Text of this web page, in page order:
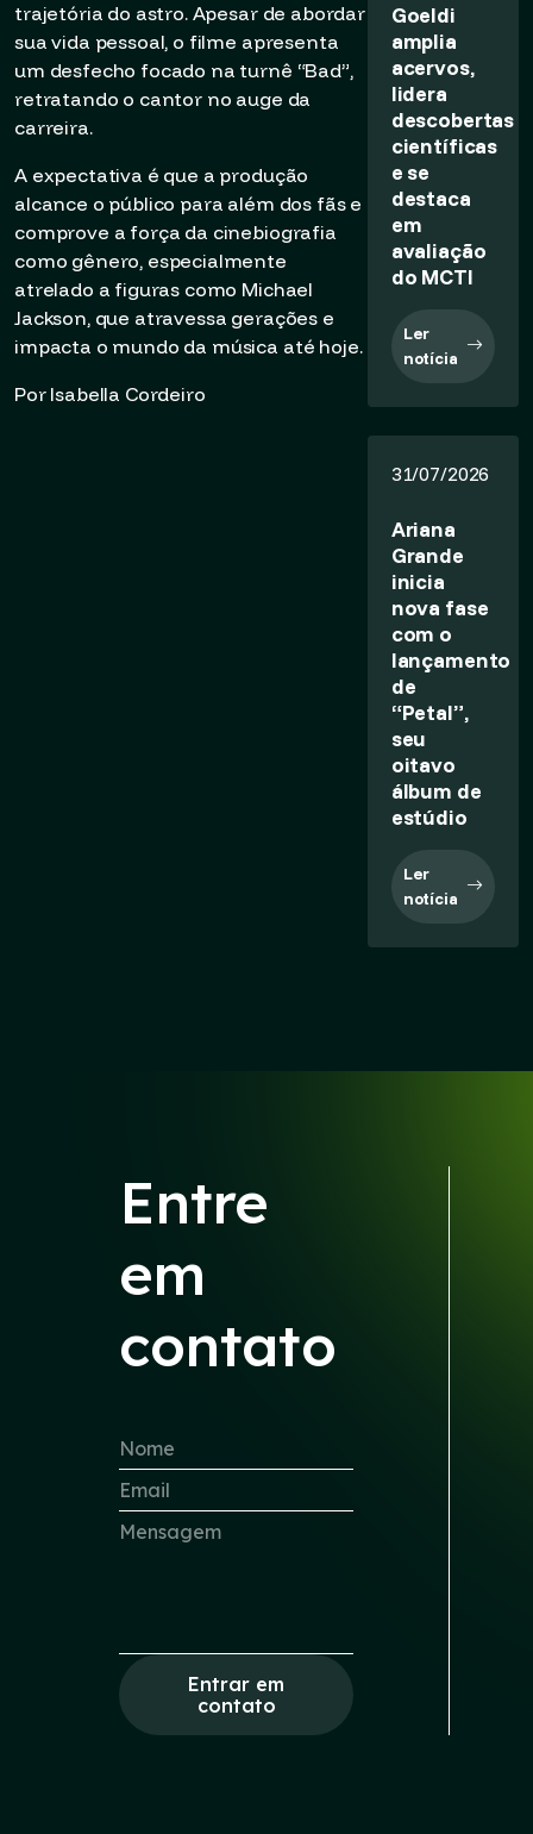
trajetória do astro. Apesar de abordar
sua vida pessoal, o filme apresenta
um desfecho focado na turnê “Bad”,
retratando o cantor no auge da
carreira.
A expectativa é que a produção
alcance o público para além dos fãs e
comprove a força da cinebiografia
como gênero, especialmente
atrelado a figuras como Michael
Jackson, que atravessa gerações e
impacta o mundo da música até hoje.
Por Isabella Cordeiro
Goeldi
amplia
acervos,
lidera
descobertas
científicas
e se
destaca
em
avaliação
do MCTI
Ler
notícia
31/07/2026
Ariana
Grande
inicia
nova fase
com o
lançamento
de
“Petal”,
seu
oitavo
álbum de
estúdio
Ler
notícia
Entre
em
contato
Entrar em
contato